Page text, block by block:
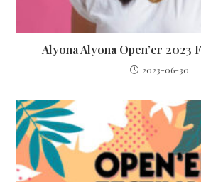
Alyona Alyona Open’er 2023
2023-06-30